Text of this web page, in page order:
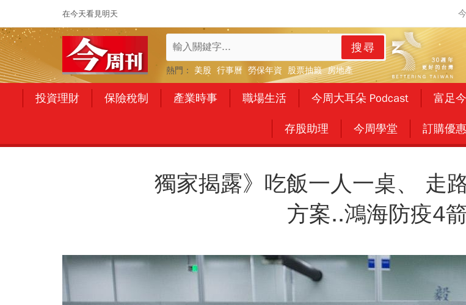
在今天看見明天
搜尋
熱門： 美股 行事曆 勞保年資 股票抽籤 房地產
投資理財 保險稅制 產業時事 職場生活 今周大耳朵 Podcast 富足
存股助理 今周學堂 訂購優惠
獨家揭露》吃飯一人一桌、 走
方案..鴻海防疫4